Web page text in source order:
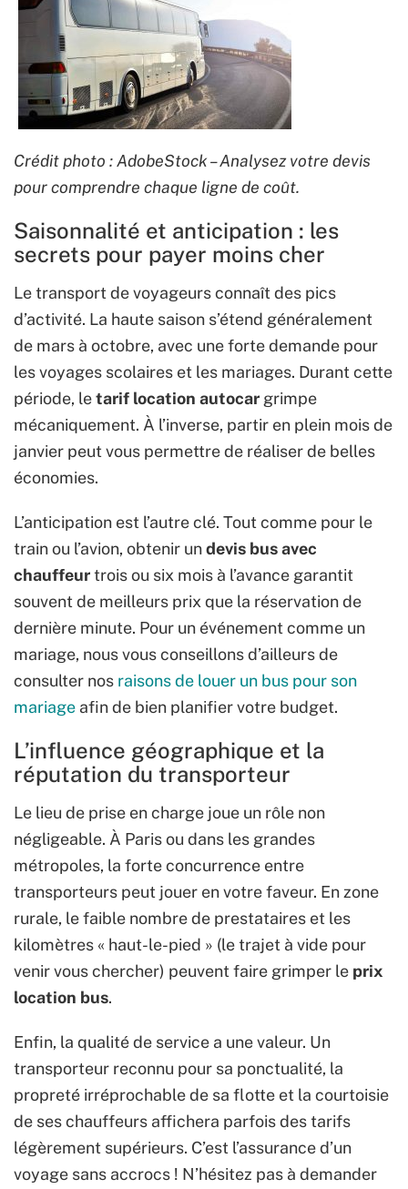
Crédit photo : AdobeStock – Analysez votre devis
pour comprendre chaque ligne de coût.
Saisonnalité et anticipation : les
secrets pour payer moins cher
Le transport de voyageurs connaît des pics
d’activité. La haute saison s’étend généralement
de mars à octobre, avec une forte demande pour
les voyages scolaires et les mariages. Durant cette
période, letarif location autocar grimpe
mécaniquement. À l’inverse, partir en plein mois de
janvier peut vous permettre de réaliser de belles
économies.
L’anticipation est l’autre clé. Tout comme pour le
train ou l’avion, obtenir undevis bus avec
chauffeurtrois ou six mois à l’avance garantit
souvent de meilleurs prix que la réservation de
dernière minute. Pour un événement comme un
mariage, nous vous conseillons d’ailleurs de
consulter nos raisons de louer un bus pour son
mariage afin de bien planifier votre budget.
L’influence géographique et la
réputation du transporteur
Le lieu de prise en charge joue un rôle non
négligeable. À Paris ou dans les grandes
métropoles, la forte concurrence entre
transporteurs peut jouer en votre faveur. En zone
rurale, le faible nombre de prestataires et les
kilomètres « haut-le-pied » (le trajet à vide pour
venir vous chercher) peuvent faire grimper le prix
location bus.
Enfin, la qualité de service a une valeur. Un
transporteur reconnu pour sa ponctualité, la
propreté irréprochable de sa flotte et la courtoisie
de ses chauffeurs affichera parfois des tarifs
légèrement supérieurs. C’est l’assurance d’un
voyage sans accrocs ! N’hésitez pas à demander